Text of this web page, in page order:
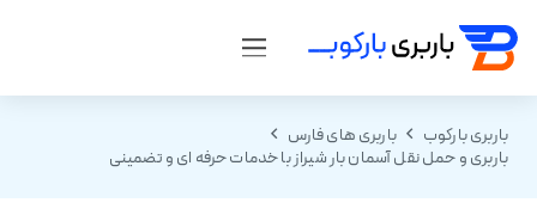
باربری بارکوب
باربری های فارس
باربری و حمل نقل آسمان بار شیراز با خدمات حرفه ای و تضمینی